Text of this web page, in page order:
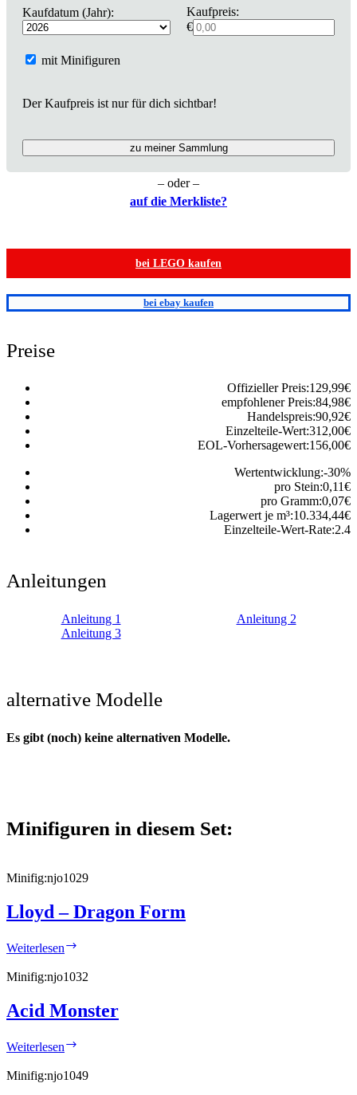
Kaufdatum (Jahr):
Kaufpreis:
€
mit Minifiguren
Der Kaufpreis ist nur für dich sichtbar!
zu meiner Sammlung
– oder –
auf die Merkliste?
bei LEGO kaufen
bei ebay kaufen
Preise
Offizieller Preis:129,99€
empfohlener Preis:84,98€
Handelspreis:90,92€
Einzelteile-Wert:312,00€
EOL-Vorhersagewert:156,00€
Wertentwicklung:-30%
pro Stein:0,11€
pro Gramm:0,07€
Lagerwert je m³:10.334,44€
Einzelteile-Wert-Rate:2.4
Anleitungen
Anleitung 1
Anleitung 2
Anleitung 3
alternative Modelle
Es gibt (noch) keine alternativen Modelle.
Minifiguren in diesem Set:
Minifig:njo1029
Lloyd – Dragon Form
Weiterlesen
Dragon
Minifig:njo1032
Acid Monster
Weiterlesen
Minifig:njo1049